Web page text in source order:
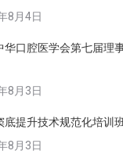
8月4日
华口腔医学会第七届理
8月3日
底提升技术规范化培训
8月3日